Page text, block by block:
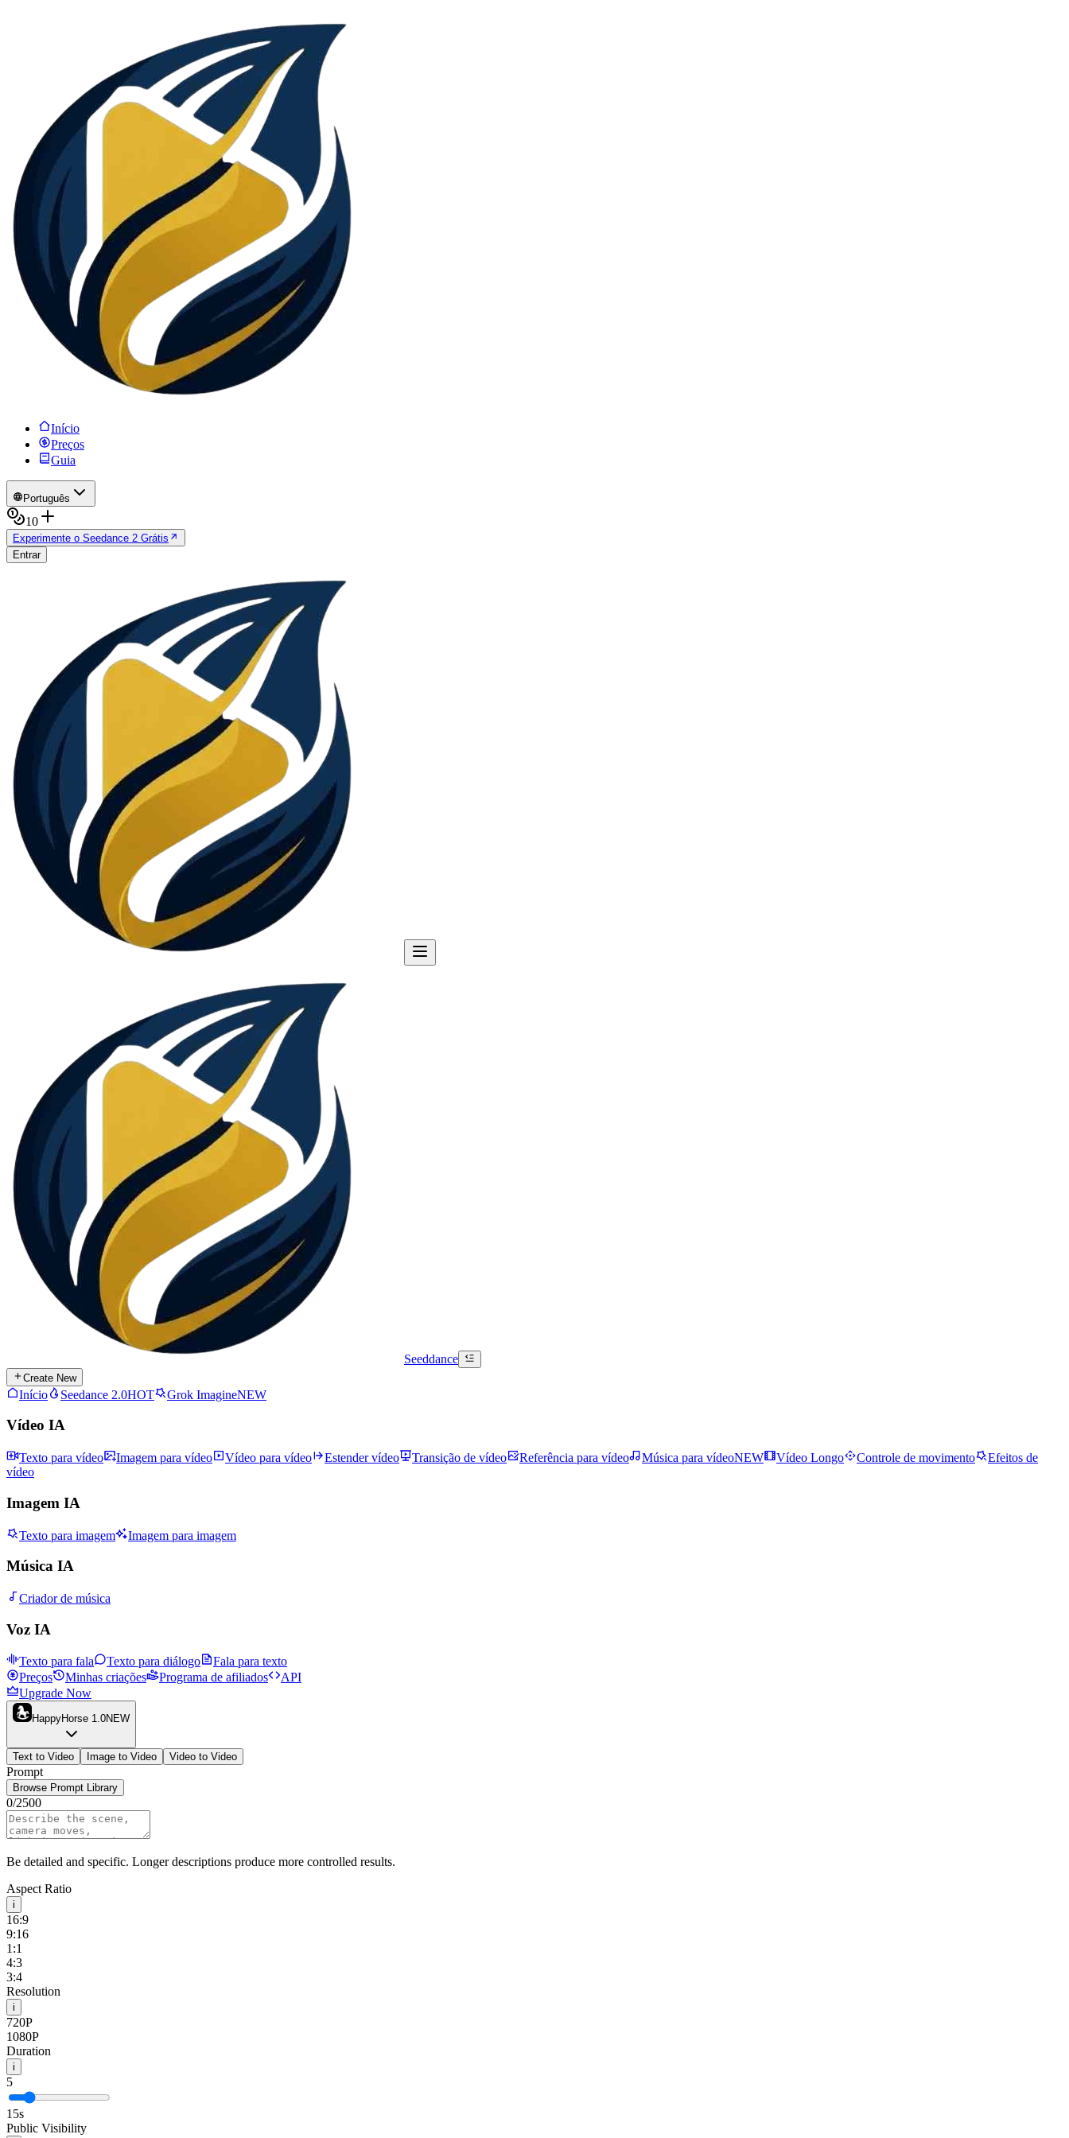
Início
Preços
Guia
Português
10
Experimente o Seedance 2 Grátis
Entrar
Seeddance
Create New
Início Seedance 2.0HOT Grok ImagineNEW
Vídeo IA
Texto para vídeo Imagem para vídeo Vídeo para vídeo Estender vídeo Transição de vídeo Referência para vídeo Música para vídeoNEW Vídeo Longo Controle de movimento
Efeitos de
vídeo
Imagem IA
Texto para imagem Imagem para imagem
Música IA
Criador de música
Voz IA
Texto para fala Texto para diálogo
Fala para texto
Preços
Minhas criações Programa de afiliados
API
Upgrade Now
HappyHorse 1.0NEW
Text to Video Image to Video Video to Video
Prompt
Browse Prompt Library
0/2500
Be detailed and specific. Longer descriptions produce more controlled results.
Aspect Ratio
i
16:9
9:16
1:1
4:3
3:4
Resolution
i
720P
1080P
Duration
i
5
15s
Public Visibility